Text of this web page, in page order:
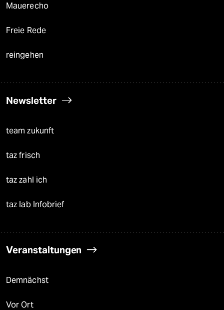
Mauerecho
Freie Rede
reingehen
Newsletter
team zukunft
taz frisch
taz zahl ich
taz lab Infobrief
Veranstaltungen
Demnächst
Vor Ort